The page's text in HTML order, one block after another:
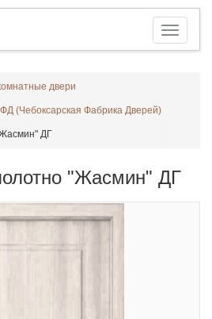
двери
(Чебоксарская Фабрика Дверей)
ДГ
"Жасмин" ДГ